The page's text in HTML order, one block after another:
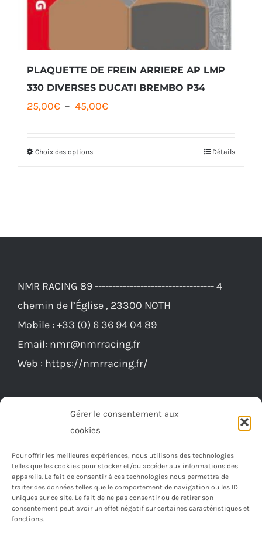
Gérer le consentement aux
cookies
Pour offrir les meilleures expériences, nous utilisons des technologies
telles que les cookies pour stocker et/ou accéder aux informations des
appareils. Le fait de consentir à ces technologies nous permettra de
traiter des données telles que le comportement de navigation ou les ID
uniques sur ce site. Le fait de ne pas consentir ou de retirer son
consentement peut avoir un effet négatif sur certaines caractéristiques et
fonctions.
sur
la
page
du
PLAQUETTE DE FREIN ARRIERE AP LMP
330 DIVERSES DUCATI BREMBO P34
25,00€ – 45,00€Plage
Choix des optionsCe
peuvent
être
choisies
sur
la
Détails
NMR RACING 89 ---------------------------------- 4
chemin de l’Église , 23300 NOTH
Mobile : +33 (0) 6 36 94 04 89
Email: nmr@nmrracing.fr
Web : https://nmrracing.fr/